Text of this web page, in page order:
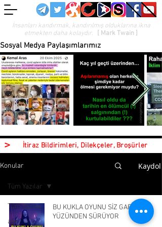
İnsanları kandırmak, kandırılmış olduklarına ikna
etmekten daha kolaydır.
[ Mark Twain ]
Sosyal Medya Paylaşımlarımız
İtiraz Bildirimleri, Dilekçeler, Broşürler
>
Konular Kaydol
Tüm Yazılar
aşı
Tüm Yazılar
BU KUKLA OYUNU SİZ GAFİLLER
YÜZÜNDEN SÜRÜYOR